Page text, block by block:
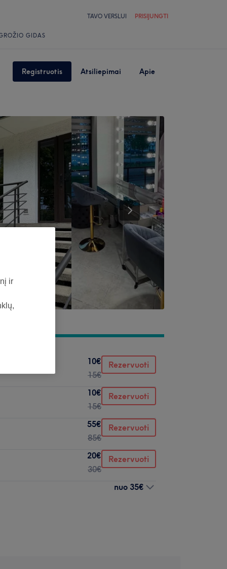
TAVO VERSLUI PRISIJUNGTI
GIDAS
Registruotis Atsiliepimai Apie
10€
15€
Rezervuoti
10€
15€
Rezervuoti
55€
85€
Rezervuoti
20€
30€
Rezervuoti
nuo 35€
ir